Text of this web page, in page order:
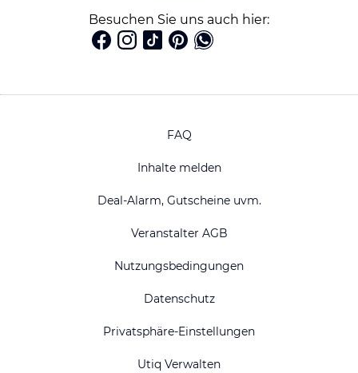
Besuchen Sie uns auch hier:
FAQ
Inhalte melden
Deal-Alarm, Gutscheine uvm.
Veranstalter AGB
Nutzungsbedingungen
Datenschutz
Privatsphäre-Einstellungen
Utiq Verwalten